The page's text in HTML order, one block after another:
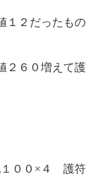
１２だったもの
２６０増えて護
１００×４ 護符